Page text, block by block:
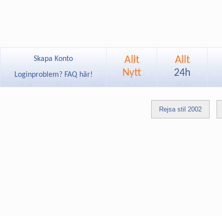
Skapa Konto
Loginproblem? FAQ här!
Allt
Nytt
Allt
24h
Rejsa stil 2002